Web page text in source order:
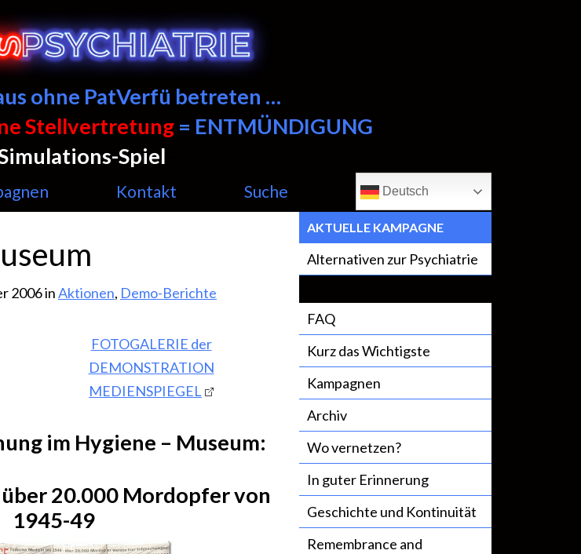
ohne PatVerfü betreten …
Stellvertretung = ENTMÜNDIGUNG
Spiel
Kontakt Suche Deutsch
2006 inAktionen, Demo-Berichte
FOTOGALERIE der
DEMONSTRATION
MEDIENSPIEGEL
TELEPOLIS berichtet
ENGLISH VERSION
im Hygiene – Museum:
20.000 Mordopfer von
1945-49
AKTUELLE KAMPAGNE
Alternativen zur Psychiatrie
FAQ
Kurz das Wichtigste
Kampagnen
Archiv
Wo vernetzen?
In guter Erinnerung
Geschichte und Kontinuität
Remembrance and